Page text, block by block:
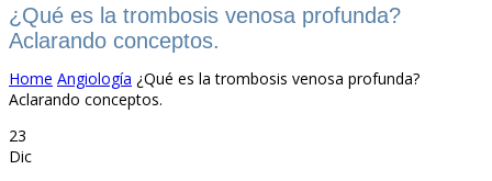
¿Qué es la trombosis venosa profunda?
Aclarando conceptos.
Home Angiología ¿Qué es la trombosis venosa profunda?
Aclarando conceptos.
23
Dic